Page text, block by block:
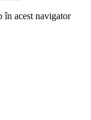
în acest navigator